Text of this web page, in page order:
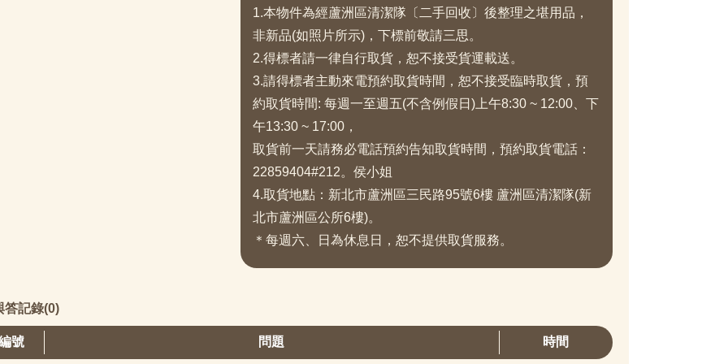
1.本物件為經蘆洲區清潔隊〔二手回收〕後整理之堪用品，
非新品(如照片所示)，下標前敬請三思。
2.得標者請一律自行取貨，恕不接受貨運載送。
3.請得標者主動來電預約取貨時間，恕不接受臨時取貨，預
約取貨時間: 每週一至週五(不含例假日)上午8:30 ~ 12:00、下
午13:30 ~ 17:00，
取貨前一天請務必電話預約告知取貨時間，預約取貨電話：
22859404#212。侯小姐
4.取貨地點：新北市蘆洲區三民路95號6樓 蘆洲區清潔隊(新
北市蘆洲區公所6樓)。
＊每週六、日為休息日，恕不提供取貨服務。
答記錄(0)
號 問題 時間